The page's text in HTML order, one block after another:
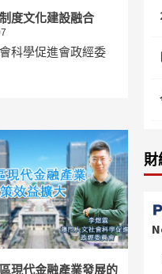
度文化建設融合
科學促進會政經委
現代金融產業發展的
財